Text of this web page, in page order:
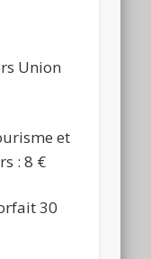
Union
et
: 8 €
30